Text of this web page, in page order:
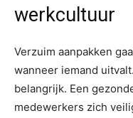
werkcultuur
Verzuim aanpakken
wanneer iemand
belangrijk. Een
medewerkers zich